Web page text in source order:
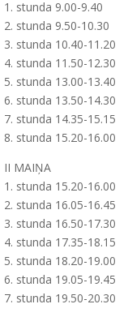
1. stunda 9.00-9.40
2. stunda 9.50-10.30
3. stunda 10.40-11.20
4. stunda 11.50-12.30
5. stunda 13.00-13.40
6. stunda 13.50-14.30
7. stunda 14.35-15.15
8. stunda 15.20-16.00
II MAIŅA
1. stunda 15.20-16.00
2. stunda 16.05-16.45
3. stunda 16.50-17.30
4. stunda 17.35-18.15
5. stunda 18.20-19.00
6. stunda 19.05-19.45
7. stunda 19.50-20.30